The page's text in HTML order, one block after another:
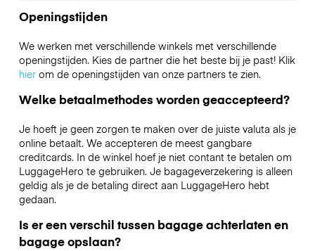
Openingstijden
We werken met verschillende winkels met verschillende
openingstijden. Kies de partner die het beste bij je past! Klik
hierom de openingstijden van onze partners te zien.
Welke betaalmethodes worden geaccepteerd?
Je hoeft je geen zorgen te maken over de juiste valuta als je
online betaalt. We accepteren de meest gangbare
creditcards. In de winkel hoef je niet contant te betalen om
LuggageHero te gebruiken. Je bagageverzekering is alleen
geldig als je de betaling direct aan LuggageHero hebt
gedaan.
Is er een verschil tussen bagage achterlaten en
bagage opslaan?